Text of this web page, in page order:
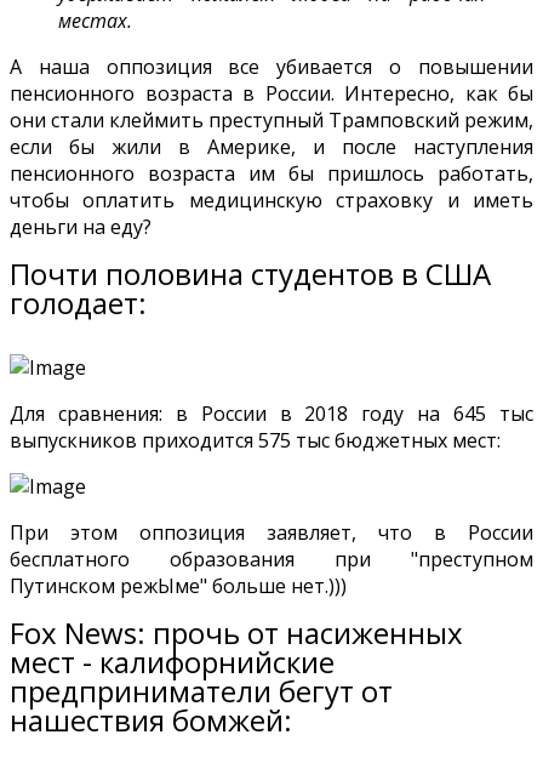
местах.
А наша оппозиция все убивается о повышении
пенсионного возраста в России. Интересно, как бы
они стали клеймить преступный Трамповский режим,
если бы жили в Америке, и после наступления
пенсионного возраста им бы пришлось работать,
чтобы оплатить медицинскую страховку и иметь
деньги на еду?
Почти половина студентов в США
голодает:
Для сравнения: в России в 2018 году на 645 тыс
выпускников приходится 575 тыс бюджетных мест:
При этом оппозиция заявляет, что в России
бесплатного образования при "преступном
Путинском режЫме" больше нет.)))
Fox News: прочь от насиженных
мест - калифорнийские
предприниматели бегут от
нашествия бомжей: